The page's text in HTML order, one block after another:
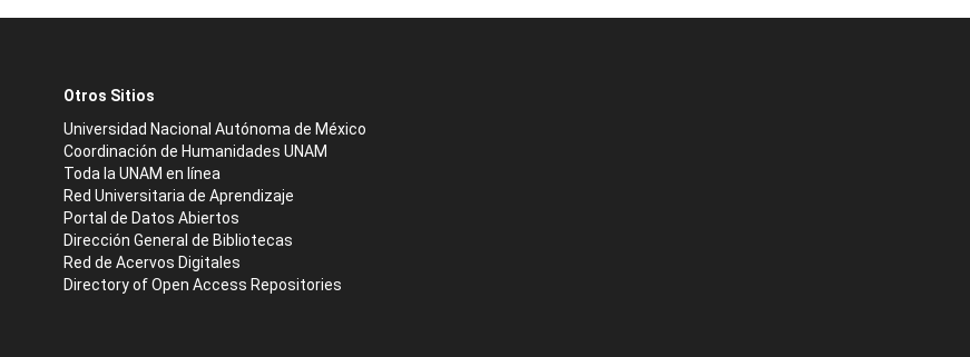
Otros Sitios
Universidad Nacional Autónoma de México
Coordinación de Humanidades UNAM
Toda la UNAM en línea
Red Universitaria de Aprendizaje
Portal de Datos Abiertos
Dirección General de Bibliotecas
Red de Acervos Digitales
Directory of Open Access Repositories